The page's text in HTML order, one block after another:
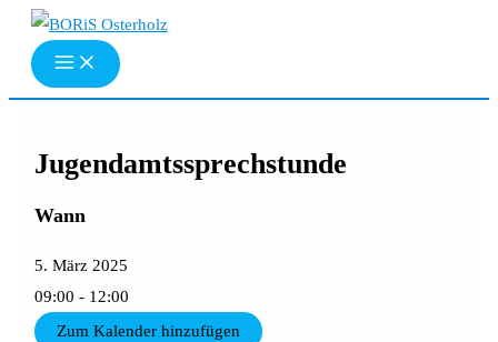
Zum
Inhalt
springen
Jugendamtssprechstunde
Wann
5. März 2025
09:00 - 12:00
Zum Kalender hinzufügen